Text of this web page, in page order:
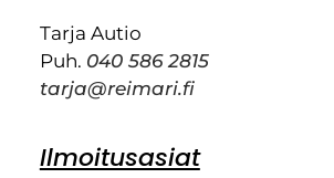
Tarja Autio
Puh. 040 586 2815
tarja@reimari.fi
Ilmoitusasiat